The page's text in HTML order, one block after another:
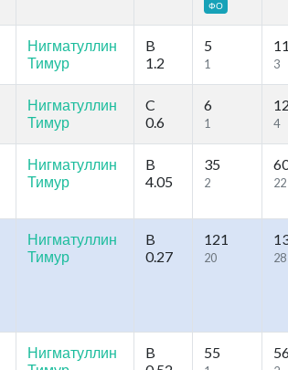
ФО
Нигматуллин
Тимур
B
1.2
5
1
11
3
Нигматуллин
Тимур
C
0.6
6
1
12
4
Нигматуллин
Тимур
B
4.05
35
2 22
Нигматуллин
Тимур
B
0.27
121
20 28
Нигматуллин
B
55